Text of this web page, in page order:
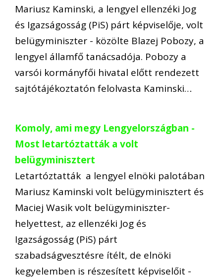
Mariusz Kaminski, a lengyel ellenzéki Jog
és Igazságosság (PiS) párt képviselője, volt
belügyminiszter - közölte Blazej Pobozy, a
lengyel államfő tanácsadója. Pobozy a
varsói kormányfői hivatal előtt rendezett
sajtótájékoztatón felolvasta Kaminski…
Komoly, ami megy Lengyelországban -
Most letartóztatták a volt
belügyminisztert
Letartóztatták a lengyel elnöki palotában
Mariusz Kaminski volt belügyminisztert és
Maciej Wasik volt belügyminiszter-
helyettest, az ellenzéki Jog és
Igazságosság (PiS) párt
szabadságvesztésre ítélt, de elnöki
kegyelemben is részesített képviselőit -